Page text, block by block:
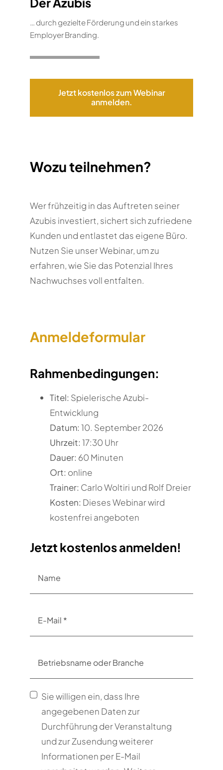
… durch gezielte Förderung und ein starkes
Employer Branding.
Jetzt kostenlos zum Webinar
anmelden.
Wozu teilnehmen?
Wer frühzeitig in das Auftreten seiner
Azubis investiert, sichert sich zufriedene
Kunden und entlastet das eigene Büro.
Nutzen Sie unser Webinar, um zu
erfahren, wie Sie das Potenzial Ihres
Nachwuchses voll entfalten.
Anmeldeformular
Rahmenbedingungen:
Titel: Spielerische Azubi-
Entwicklung
Datum: 10. September 2026
Uhrzeit: 17:30 Uhr
Dauer: 60 Minuten
Ort: online
Trainer: Carlo Woltiri und Rolf Dreier
Kosten: Dieses Webinar wird
kostenfrei angeboten
Jetzt kostenlos anmelden!
Sie willigen ein, dass Ihre
angegebenen Daten zur
Durchführung der Veranstaltung
und zur Zusendung weiterer
Informationen per E-Mail